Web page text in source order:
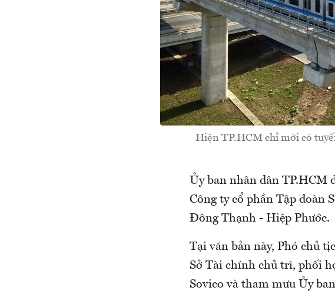
Hiện TP.HCM chỉ mới có
Ủy ban nhân dân TP.HCM
Công ty cổ phần Tập đoàn
Đông Thạnh - Hiệp Phước.
Tại văn bản này, Phó chủ
Sở Tài chính chủ trì, phối
Sovico và tham mưu Ủy